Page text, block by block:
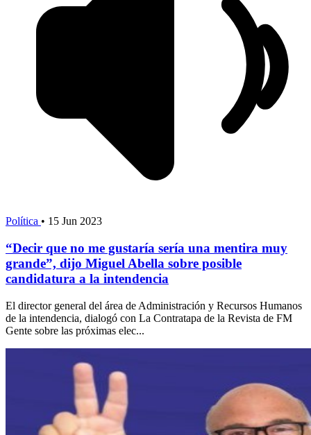
Política • 15 Jun 2023
“Decir que no me gustaría sería una mentira muy
grande”, dijo Miguel Abella sobre posible
candidatura a la intendencia
El director general del área de Administración y Recursos Humanos
de la intendencia, dialogó con La Contratapa de la Revista de FM
Gente sobre las próximas elec...